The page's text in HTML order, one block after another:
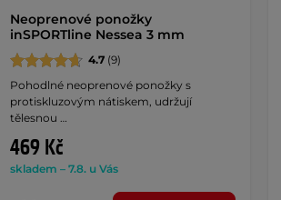
Neoprenové ponožky
inSPORTline Nessea 3 mm
4.7 (9)
Pohodlné neoprenové ponožky s
protiskluzovým nátiskem, udržují
tělesnou …
469 Kč
skladem – 7.8. u Vás